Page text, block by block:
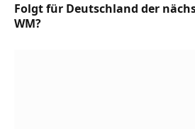
Folgt für Deutschland der
WM?